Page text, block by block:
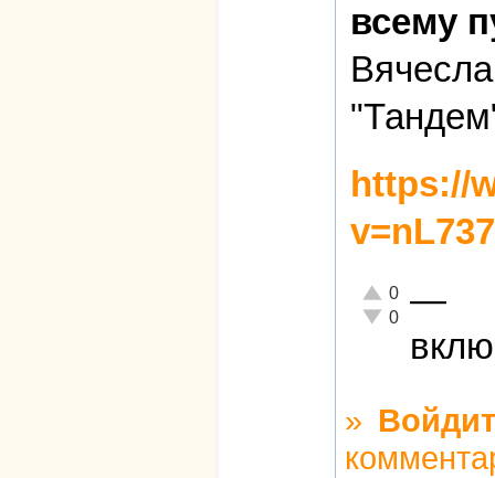
всему
https://
Отлично!
0
Неадекватно!
0 —
»